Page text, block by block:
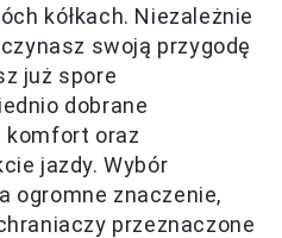
kółkach. Niezależnie
swoją przygodę
już spore
dobrane
komfort oraz
jazdy. Wybór
ogromne znaczenie,
przeznaczone